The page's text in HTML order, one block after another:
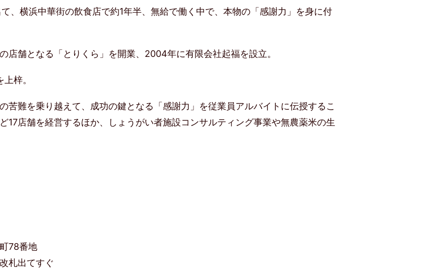
、横浜中華街の飲食店で約1年半、無給で働く中で、本物の「感謝力」を身に付
店舗となる「とりくら」を開業、2004年に有限会社起福を設立。
梓。
苦難を乗り越えて、成功の鍵となる「感謝力」を従業員アルバイトに伝授するこ
17店舗を経営するほか、しょうがい者施設コンサルティング事業や無農薬米の生
78番地
札出てすぐ